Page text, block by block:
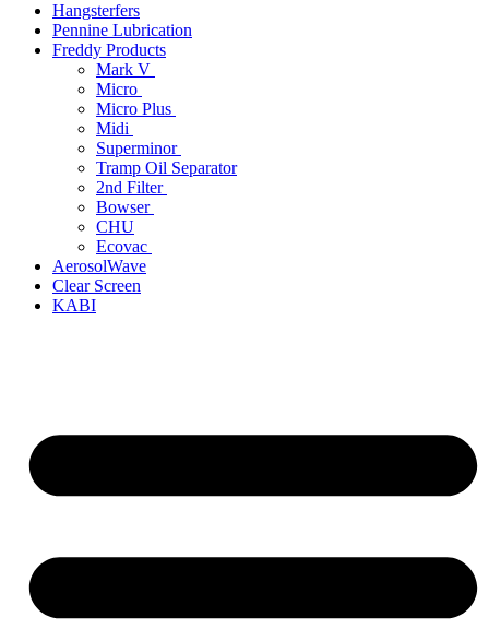
Hangsterfers
Pennine Lubrication
Freddy Products
Mark V
Micro
Micro Plus
Midi
Superminor
Tramp Oil Separator
2nd Filter
Bowser
CHU
Ecovac
AerosolWave
Clear Screen
KABI